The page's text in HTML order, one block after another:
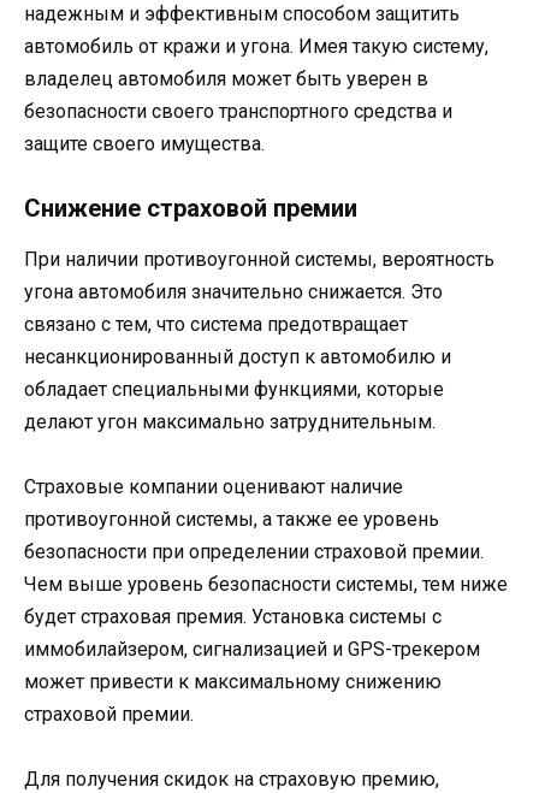
надежным и эффективным способом защитить
автомобиль от кражи и угона. Имея такую систему,
владелец автомобиля может быть уверен в
безопасности своего транспортного средства и
защите своего имущества.
Снижение страховой премии
При наличии противоугонной системы, вероятность
угона автомобиля значительно снижается. Это
связано с тем, что система предотвращает
несанкционированный доступ к автомобилю и
обладает специальными функциями, которые
делают угон максимально затруднительным.
Страховые компании оценивают наличие
противоугонной системы, а также ее уровень
безопасности при определении страховой премии.
Чем выше уровень безопасности системы, тем ниже
будет страховая премия. Установка системы с
иммобилайзером, сигнализацией и GPS-трекером
может привести к максимальному снижению
страховой премии.
Для получения скидок на страховую премию,